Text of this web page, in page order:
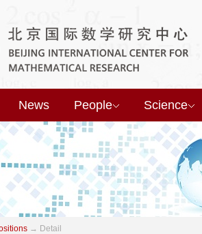
News People Science
→ Detail